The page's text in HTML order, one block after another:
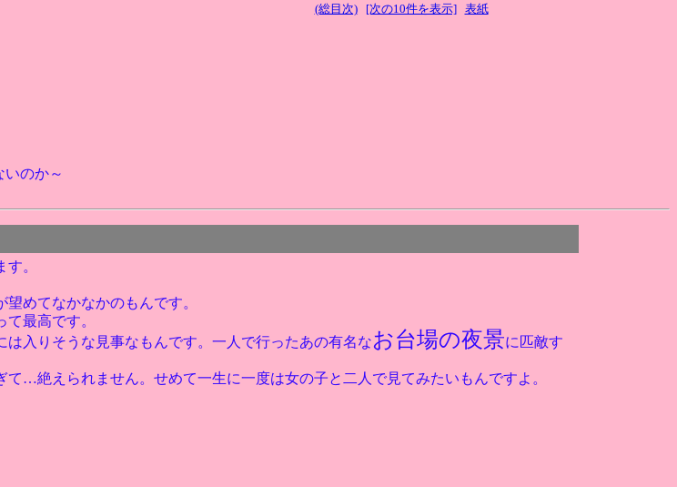
(総目次) [次の10件を表示] 表紙
のか～
。
めてなかなかのもんです。
最高です。
入りそうな見事なもんです。一人で行ったあの有名なお台場の夜景に匹敵す
…絶えられません。せめて一生に一度は女の子と二人で見てみたいもんですよ。